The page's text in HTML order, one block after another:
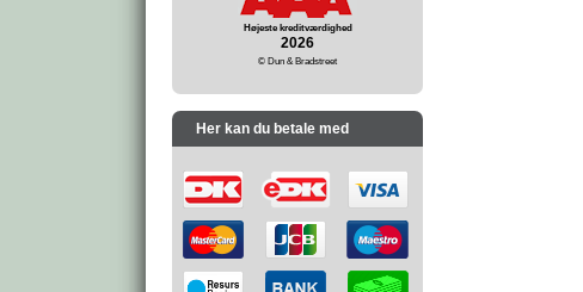
Højeste kreditværdighed
2026
© Dun & Bradstreet
Her kan du betale med